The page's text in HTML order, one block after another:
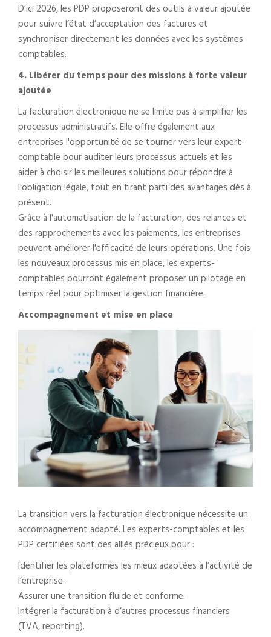
D’ici 2026, les PDP proposeront des outils à valeur ajoutée
pour suivre l’état d’acceptation des factures et
synchroniser directement les données avec les systèmes
comptables.
4. Libérer du temps pour des missions à forte valeur
ajoutée
La facturation électronique ne se limite pas à simplifier les
processus administratifs. Elle offre également aux
entreprises l'opportunité de se tourner vers leur expert-
comptable pour auditer leurs processus actuels et les
aider à choisir les meilleures solutions pour répondre à
l'obligation légale, tout en tirant parti des avantages dès à
présent.
Grâce à l'automatisation de la facturation, des relances et
des rapprochements avec les paiements, les entreprises
peuvent améliorer l'efficacité de leurs opérations. Une fois
les nouveaux processus mis en place, les experts-
comptables pourront également proposer un pilotage en
temps réel pour optimiser la gestion financière.
Accompagnement et mise en place
La transition vers la facturation électronique nécessite un
accompagnement adapté. Les experts-comptables et les
PDP certifiées sont des alliés précieux pour :
Identifier les plateformes les mieux adaptées à l’activité de
l’entreprise.
Assurer une transition fluide et conforme.
Intégrer la facturation à d’autres processus financiers
(TVA, reporting).